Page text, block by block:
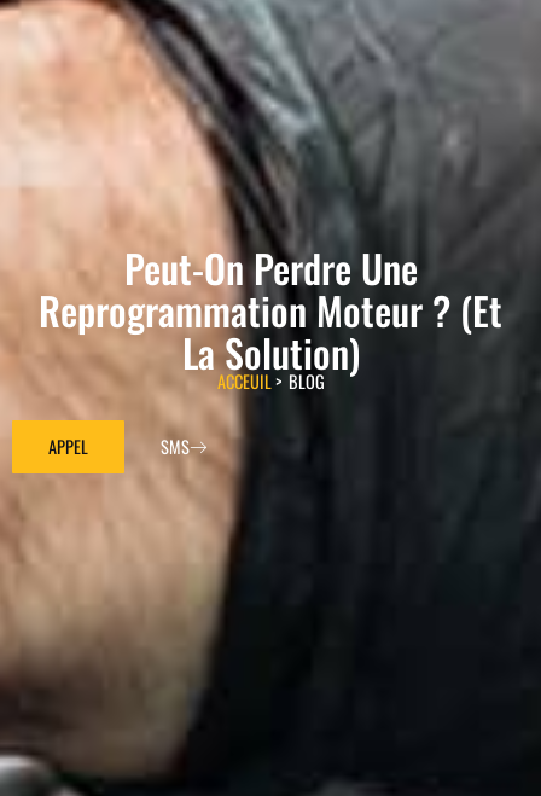
Peut-On Perdre Une
Reprogrammation Moteur ? (Et
La Solution)
ACCEUIL> BLOG
APPEL SMS